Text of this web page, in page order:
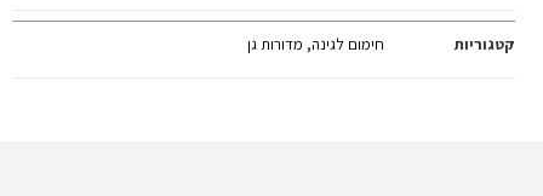
קטגוריות חימום לגינה, מדורות גן